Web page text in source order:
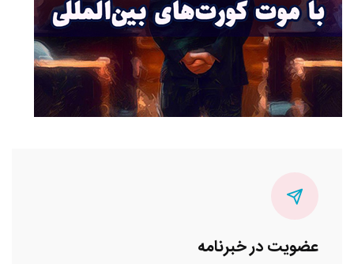
عضویت در خبرنامه